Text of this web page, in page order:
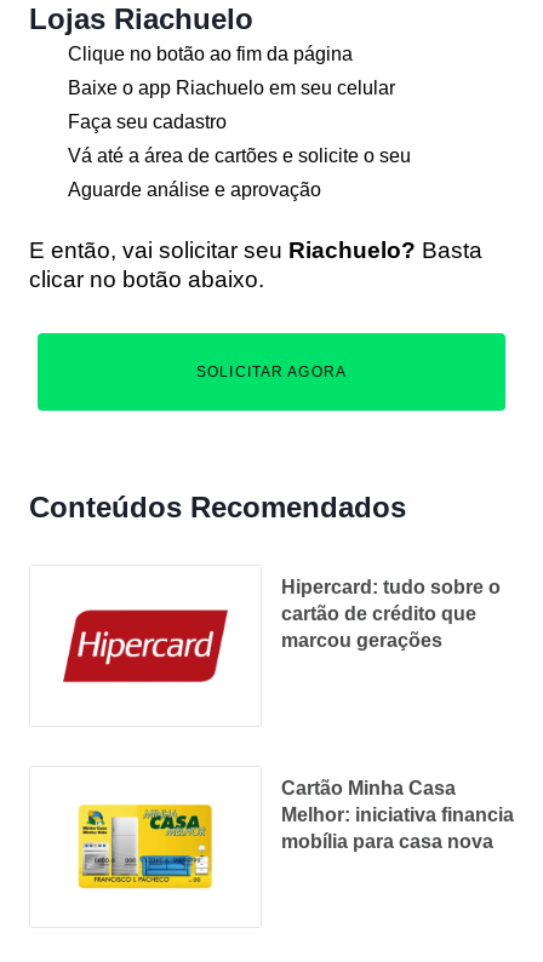
Lojas Riachuelo
Clique no botão ao fim da página
Baixe o app Riachuelo em seu celular
Faça seu cadastro
Vá até a área de cartões e solicite o seu
Aguarde análise e aprovação
E então, vai solicitar seu Riachuelo? Basta
clicar no botão abaixo.
SOLICITAR AGORA
Conteúdos Recomendados
Hipercard: tudo sobre o
cartão de crédito que
marcou gerações
Cartão Minha Casa
Melhor: iniciativa financia
mobília para casa nova